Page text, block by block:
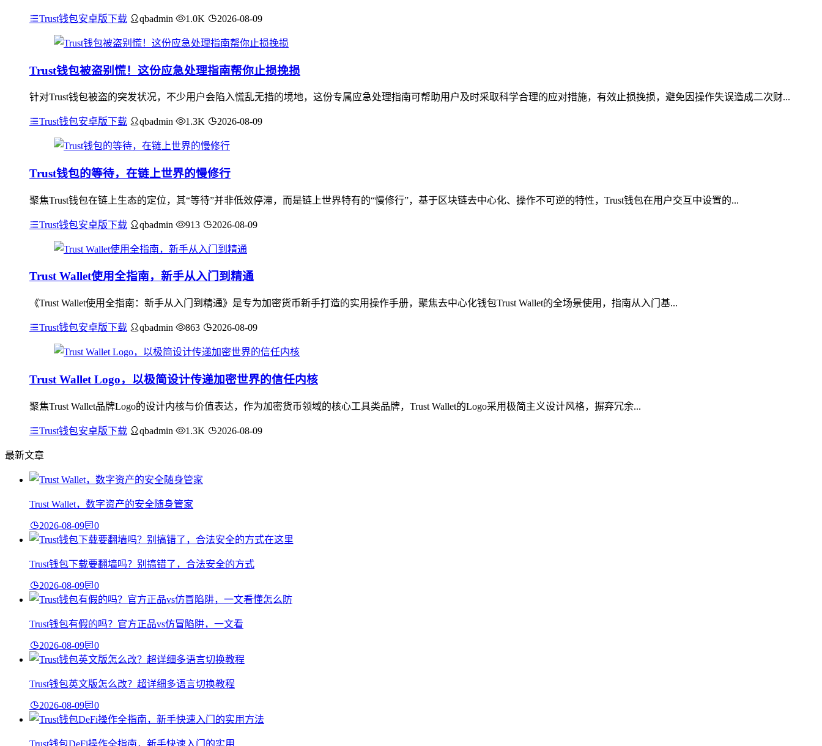
Trust钱包安卓版下载 qbadmin 1.0K 2026-08-09
Trust钱包被盗别慌！这份应急处理指南帮你止损挽损
针对Trust钱包被盗的突发状况，不少用户会陷入慌乱无措的境地，这份专属应急处理指南可帮助用户及时采取科学合理的应对措施，有效止损挽损，避免因操作失误造成二次财...
Trust钱包安卓版下载 qbadmin 1.3K 2026-08-09
Trust钱包的等待，在链上世界的慢修行
聚焦Trust钱包在链上生态的定位，其“等待”并非低效停滞，而是链上世界特有的“慢修行”，基于区块链去中心化、操作不可逆的特性，Trust钱包在用户交互中设置的...
Trust钱包安卓版下载 qbadmin 913 2026-08-09
Trust Wallet使用全指南，新手从入门到精通
《Trust Wallet使用全指南：新手从入门到精通》是专为加密货币新手打造的实用操作手册，聚焦去中心化钱包Trust Wallet的全场景使用，指南从入门基...
Trust钱包安卓版下载 qbadmin 863 2026-08-09
Trust Wallet Logo，以极简设计传递加密世界的信任内核
聚焦Trust Wallet品牌Logo的设计内核与价值表达，作为加密货币领域的核心工具类品牌，Trust Wallet的Logo采用极简主义设计风格，摒弃冗余...
Trust钱包安卓版下载 qbadmin 1.3K 2026-08-09
最新文章
Trust Wallet，数字资产的安全随身管家
2026-08-09 0
Trust钱包下载要翻墙吗？别搞错了，合法安全的方式
2026-08-09 0
Trust钱包有假的吗？官方正品vs仿冒陷阱，一文看
2026-08-09 0
Trust钱包英文版怎么改？超详细多语言切换教程
2026-08-09 0
Trust钱包DeFi操作全指南，新手快速入门的实用